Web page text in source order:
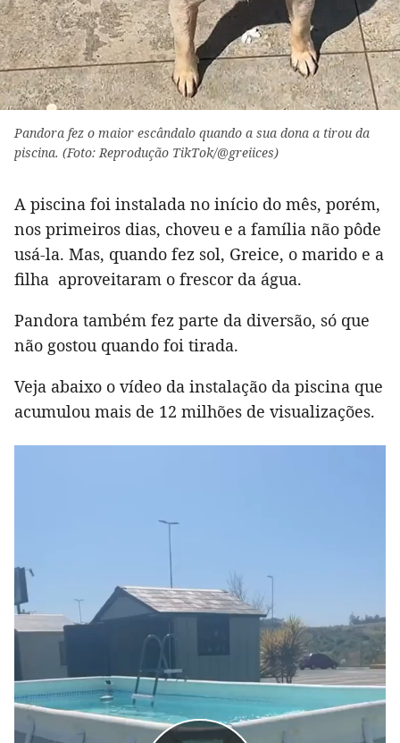
Pandora fez o maior escândalo quando a sua dona a tirou da
piscina. (Foto: Reprodução TikTok/@greiices)
A piscina foi instalada no início do mês, porém,
nos primeiros dias, choveu e a família não pôde
usá-la. Mas, quando fez sol, Greice, o marido e a
filha aproveitaram o frescor da água.
Pandora também fez parte da diversão, só que
não gostou quando foi tirada.
Veja abaixo o vídeo da instalação da piscina que
acumulou mais de 12 milhões de visualizações.